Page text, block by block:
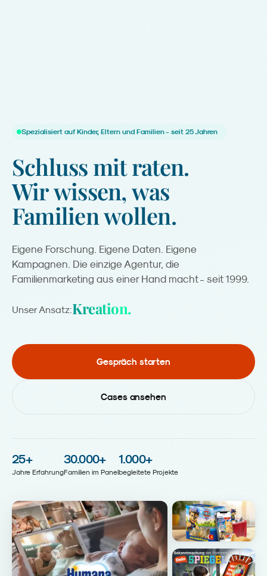
Spezialisiert auf Kinder, Eltern und Familien - seit 25 Jahren
Schlussmitraten.
Wirwissen,was
Familienwollen.
Eigene Forschung. Eigene Daten. Eigene
Kampagnen. Die einzige Agentur, die
Familienmarketing aus einer Hand macht - seit 1999.
Unser Ansatz:Kreation.
Gespräch starten
Cases ansehen
25+
Jahre Erfahrung
30.000+
Familien im Panel
1.000+
begleitete Projekte